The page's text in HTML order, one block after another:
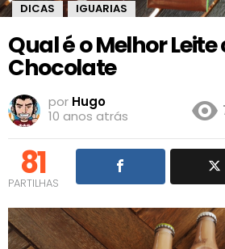
DICAS , IGUARIAS
Qual é o Melhor
Chocolate
por Hugo
10 anos atrás
81
PARTILHAS